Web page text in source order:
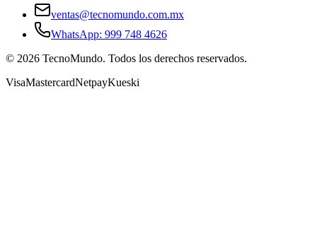
ventas@tecnomundo.com.mx
WhatsApp: 999 748 4626
© 2026 TecnoMundo. Todos los derechos reservados.
VisaMastercardNetpayKueski